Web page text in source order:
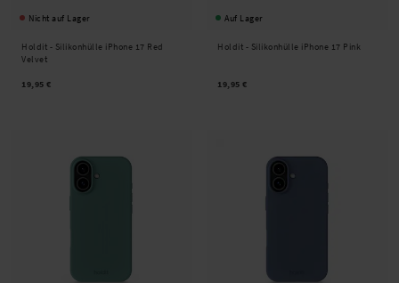
Nicht auf Lager
Holdit - Silikonhülle iPhone 17 Red
Velvet
19,95 €
Auf Lager
Holdit - Silikonhülle iPhone 17 Pink
19,95 €